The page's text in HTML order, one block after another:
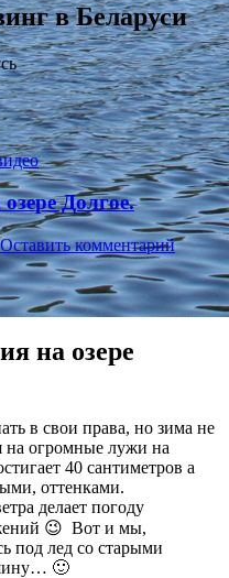
в Беларуси
Долгое.
Оставить комментарий
на озере
в свои права, но зима не
на огромные лужи на
40 сантиметров а
оттенками.
делает погоду
😉 Вот и мы,
под лед со старыми
🙂